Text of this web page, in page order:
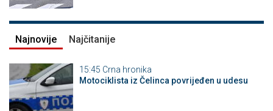
Najnovije Najčitanije
15:45 Crna hronika
Motociklista iz Čelinca povrijeđen u udesu